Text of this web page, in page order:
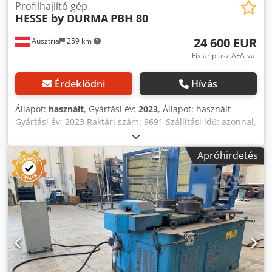
Ausztria 259 km
Profilhajlító gép
HESSE by DURMA PBH 80
24 600 EUR
Fix ár plusz ÁFA-val
Érdeklődni Hívás
Állapot: használt, Gyártási év: 2023, Állapot: használt
Gyártási év: 2023 Raktári szám: 9691 Szállítási idő: azonnal,
közbenső értékesítés lehetséges Származási ország:
Törökország Ár: 24 600 € Raktáron: 1 db Tengelyátmérő: 85
mm Dedpfxswirkmj Aiuowa Hengerek átmérője: 247 mm
Hajtott hengerek száma: 3 Motorteljesítmény: 7,5 kW
Laposacél állítva (metszet / min. átmérő): 80x20 mm / 500
mm; 30x10 mm Laposacél fekve (metszet / min. átmérő):
120x30 mm / 650 mm; 50x10 mm Négyzetacél (metszet /
min. átmérő): 50x50 mm / 500 mm; 30x30 mm Köracél
(metszet / min. átmérő): Ø 50 mm / 500 mm; Ø 20 mm Cső
(metszet / min. átmérő): Ø 100x2,5 mm / 1 300 mm
Zártszelvény állítva (metszet / min. átmérő): 80x40x4 mm
Apróhirdetés